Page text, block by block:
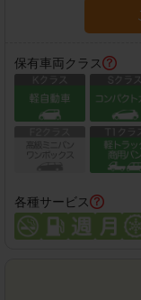
保有車両クラス
各種サービス